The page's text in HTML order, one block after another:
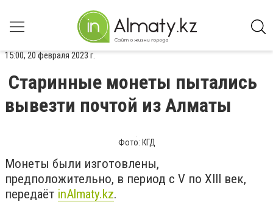
15:00, 20 февраля 2023 г.
Старинные монеты пытались
вывезти почтой из Алматы
Фото: КГД
Монеты были изготовлены,
предположительно, в период с V по XIII век,
передаёт inAlmaty.kz.